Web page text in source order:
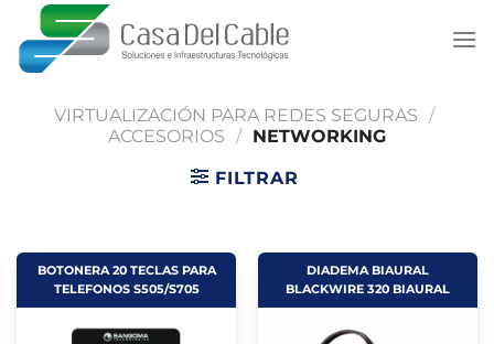
Saltar
contenido
VIRTUALIZACIÓN PARA REDES SEGURAS /
ACCESORIOS / NETWORKING
FILTRAR
BOTONERA 20 TECLAS PARA
TELEFONOS S505/S705
DIADEMA BIAURAL
BLACKWIRE 320 BIAURAL